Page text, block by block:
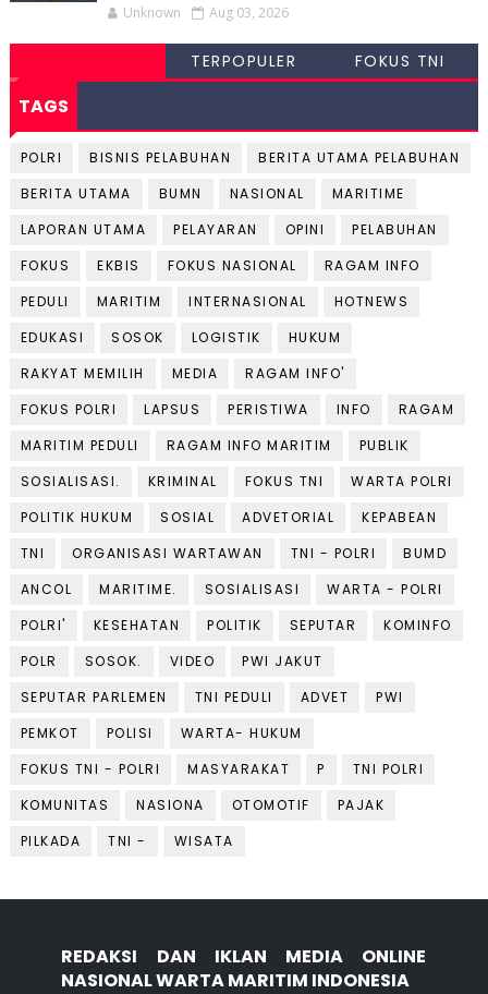
Unknown Aug 03, 2026
TERPOPULER FOKUS TNI
TAGS
POLRI BISNIS PELABUHAN
BERITA UTAMA PELABUHAN
BERITA UTAMA
BUMN NASIONAL
MARITIME
LAPORAN UTAMA
PELAYARAN OPINI
PELABUHAN
FOKUS
EKBIS FOKUS NASIONAL
RAGAM INFO
PEDULI
MARITIM INTERNASIONAL
HOTNEWS
EDUKASI
SOSOK LOGISTIK
HUKUM
RAKYAT MEMILIH
MEDIA
RAGAM INFO'
FOKUS POLRI
LAPSUS PERISTIWA INFO
RAGAM
MARITIM PEDULI
RAGAM INFO MARITIM
PUBLIK
SOSIALISASI.
KRIMINAL FOKUS TNI
WARTA POLRI
POLITIK HUKUM
SOSIAL ADVETORIAL
KEPABEAN
TNI
ORGANISASI WARTAWAN TNI - POLRI
BUMD
ANCOL
MARITIME. SOSIALISASI
WARTA - POLRI
POLRI'
KESEHATAN POLITIK SEPUTAR
KOMINFO
POLR
SOSOK. VIDEO
PWI JAKUT
SEPUTAR PARLEMEN
TNI PEDULI ADVET
PWI
PEMKOT
POLISI
WARTA- HUKUM
FOKUS TNI - POLRI
MASYARAKAT P
TNI POLRI
KOMUNITAS
NASIONA OTOMOTIF
PAJAK
PILKADA
TNI - WISATA
REDAKSI DAN IKLAN MEDIA ONLINE
NASIONAL WARTA MARITIM INDONESIA